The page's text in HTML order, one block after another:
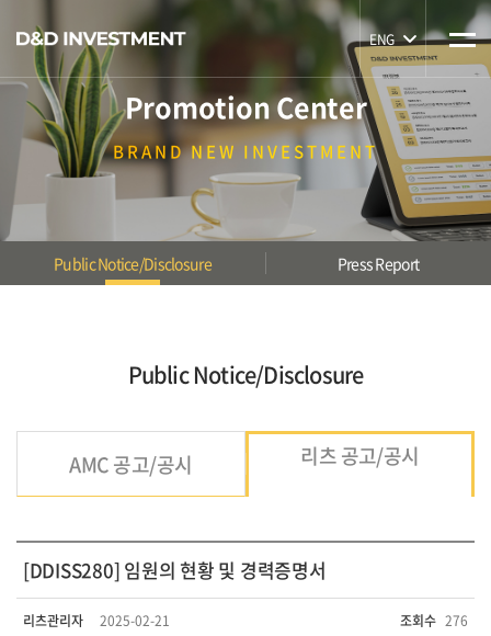
ENG
Promotion Center
BRANDNEW INVESTMENT
Public Notice/Disclosure Press Report
Public Notice/Disclosure
AMC 공고/공시 리츠 공고/공시
[DDISS280] 임원의 현황 및 경력증명서
리츠관리자 2025-02-21 조회수 276